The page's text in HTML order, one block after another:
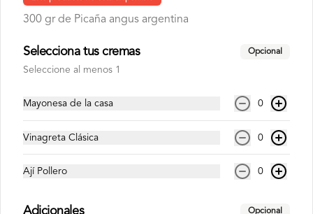
S/ 6.00
Inca Kola Zero 1.5lt
Inca Kola Zero 500ml
300 gr de Picaña angus argentina
Selecciona tus cremas Opcional
Seleccione al menos 1
Mayonesa de la casa 0
Vinagreta Clásica 0
Ají Pollero 0
Adicionales Opcional